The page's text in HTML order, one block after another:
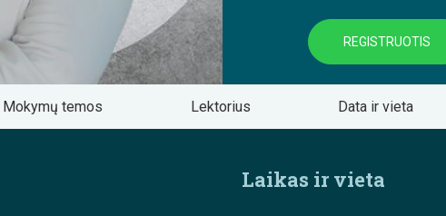
REGISTRUOTIS
Mokymų temos Lektorius Data ir vieta
Laikas ir vieta